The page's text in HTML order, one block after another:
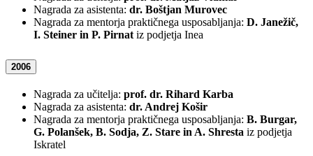
Nagrada za asistenta: dr. Boštjan Murovec
Nagrada za mentorja praktičnega usposabljanja: D. Janežič,
I. Steiner in P. Pirnatiz podjetja Inea
2006
Nagrada za učitelja: prof. dr. Rihard Karba
Nagrada za asistenta: dr. Andrej Košir
Nagrada za mentorja praktičnega usposabljanja: B. Burgar,
G. Polanšek, B. Sodja, Z. Stare in A. Shresta iz podjetja
Iskratel